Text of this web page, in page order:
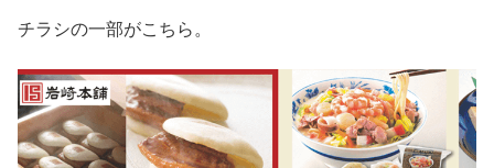
チラシの一部がこちら。